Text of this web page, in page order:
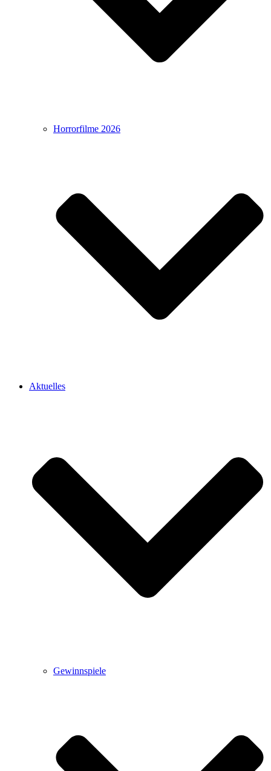
Horrorfilme 2026
Aktuelles
Gewinnspiele